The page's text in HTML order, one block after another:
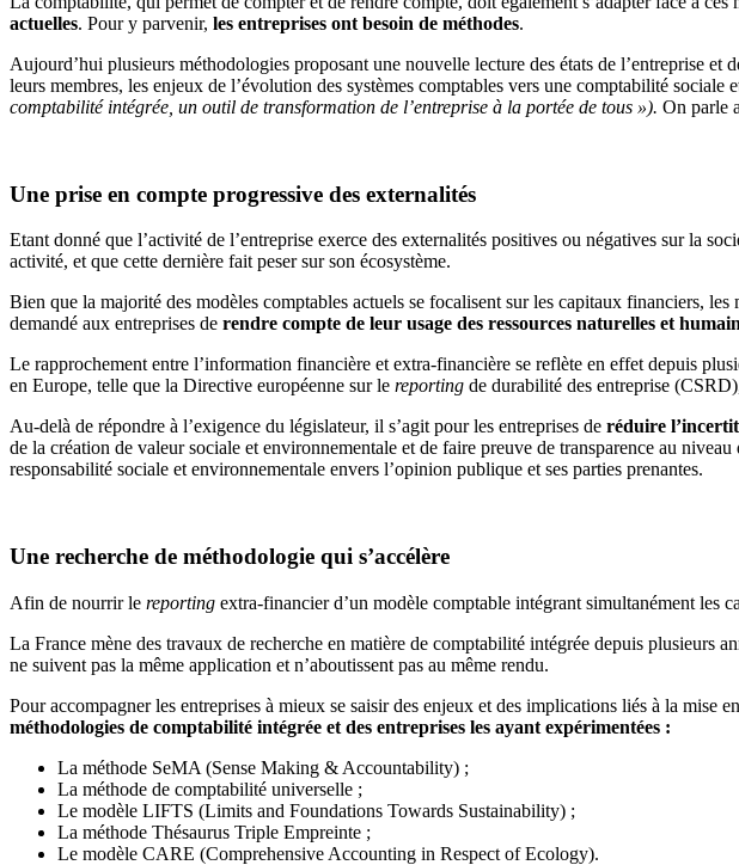
actuelles. Pour y parvenir, les entreprises ont besoin de méthodes.
Aujourd’hui plusieurs méthodologies proposant une nouvelle lecture des états de l’entreprise et
leurs membres, les enjeux de l’évolution des systèmes comptables vers une comptabilité
comptabilité intégrée, un outil de transformation de l’entreprise à la portée de tous »). On parle
Une prise en compte progressive des externalités
Etant donné que l’activité de l’entreprise exerce des externalités positives ou négatives sur la
activité, et que cette dernière fait peser sur son écosystème.
Bien que la majorité des modèles comptables actuels se focalisent sur les capitaux financiers,
demandé aux entreprises de rendre compte de leur usage des ressources naturelles et
Le rapprochement entre l’information financière et extra-financière se reflète en effet depuis
en Europe, telle que la Directive européenne sur le reporting de durabilité des entreprise
Au-delà de répondre à l’exigence du législateur, il s’agit pour les entreprises de réduire
de la création de valeur sociale et environnementale et de faire preuve de transparence au
responsabilité sociale et environnementale envers l’opinion publique et ses parties prenantes.
Une recherche de méthodologie qui s’accélère
Afin de nourrir le reporting extra-financier d’un modèle comptable intégrant simultanément les
La France mène des travaux de recherche en matière de comptabilité intégrée depuis plusieurs
ne suivent pas la même application et n’aboutissent pas au même rendu.
Pour accompagner les entreprises à mieux se saisir des enjeux et des implications liés à la
méthodologies de comptabilité intégrée et des entreprises les ayant expérimentées :
La méthode SeMA (Sense Making & Accountability) ;
La méthode de comptabilité universelle ;
Le modèle LIFTS (Limits and Foundations Towards Sustainability) ;
La méthode Thésaurus Triple Empreinte ;
Le modèle CARE (Comprehensive Accounting in Respect of Ecology).